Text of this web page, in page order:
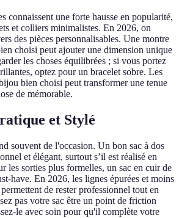
connaissent une forte hausse en popularité,
et colliers minimalistes. En 2026, on
des pièces personnalisables. Une montre
choisi peut ajouter une dimension unique
les choses équilibrées ; si vous portez
optez pour un bracelet sobre. Les
bien choisi peut transformer une tenue
de mémorable.
et Stylé
souvent de l'occasion. Un bon sac à dos
et élégant, surtout s’il est réalisé en
les sorties plus formelles, un sac en cuir de
have. En 2026, les lignes épurées et moins
de rester professionnel tout en
pas votre sac être un point de friction
le avec soin pour qu'il complète votre